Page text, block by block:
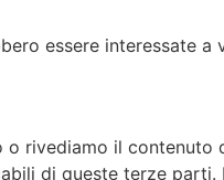
essere interessate a
rivediamo il contenuto
di queste terze parti.